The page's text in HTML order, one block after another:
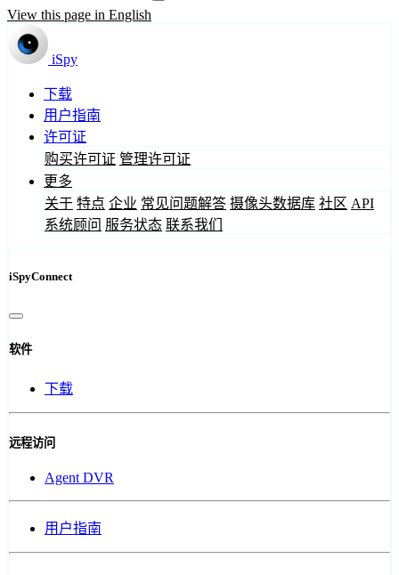
View this page in English
iSpy
下载
用户指南
许可证
购买许可证 管理许可证
更多
关于 特点 企业 常见问题解答 摄像头数据库 社区 API
系统顾问 服务状态 联系我们
iSpyConnect
软件
下载
远程访问
Agent DVR
用户指南